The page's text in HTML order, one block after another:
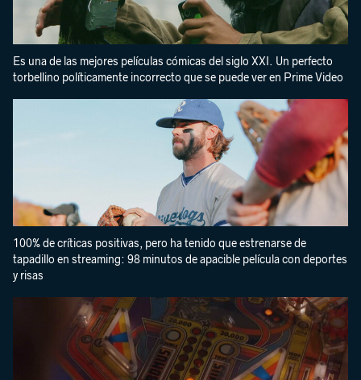
Es una de las mejores películas cómicas del siglo XXI. Un perfecto
torbellino políticamente incorrecto que se puede ver en Prime Video
100% de críticas positivas, pero ha tenido que estrenarse de
tapadillo en streaming: 98 minutos de apacible película con deportes
y risas